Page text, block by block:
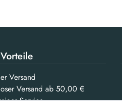
Versand
Versand ab 50,00 €
Service